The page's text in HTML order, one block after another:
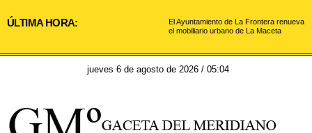
ÚLTIMA HORA:
El Ayuntamiento de La Frontera renueva
el mobiliario urbano de La Maceta
jueves 6 de agosto de 2026 / 05:04